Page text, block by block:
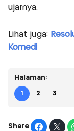
ujarnya.
Lihat juga:
Komedi
Halaman:
1 2 3
Share